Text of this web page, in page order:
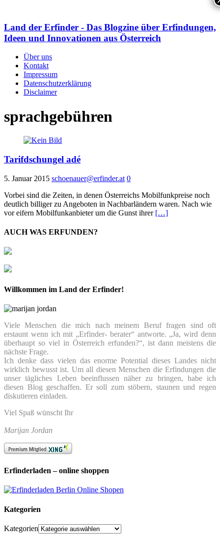
Land der Erfinder - Das Blogzine über Erfindungen,
Ideen und Innovationen aus Österreich
Über uns
Kontakt
Impressum
Datenschutzerklärung
Disclaimer
sprachgebühren
Tarifdschungel adé
5. Januar 2015 schoenauer@erfinder.at 0
Vorbei sind die Zeiten, in denen Österreichs Mobilfunkpreise noch
deutlich billiger zu Angeboten in Nachbarländern waren. Nach wie
vor eifern Mobilfunkanbieter um die Gunst ihrer […]
AUCH WAS ERFUNDEN?
Willkommen im Land der Erfinder!
Viele Menschen die mich nach meinem Beruf fragen sind oft
erstaunt wenn ich mit „Erfinder- berater“ antworte. „Ja, wird denn
überhaupt so viel in Österreich erfunden?“, ist dann meistens die
nächste Frage.
Ich denke dass vielen das enorme Potential dieses Landes nicht
wirklich bewusst ist. Um all diesen Menschen die Erfindungen die
unser tägliches Leben beeinflussen näher zu bringen, habe ich
diesen Blog geschaffen. Er soll zum stöbern, staunen und regen
diskutieren einladen.
Viel Spaß wünscht Ihr
Marijan Jordan
Erfinderladen – online shoppen
Kategorien
Kategorien